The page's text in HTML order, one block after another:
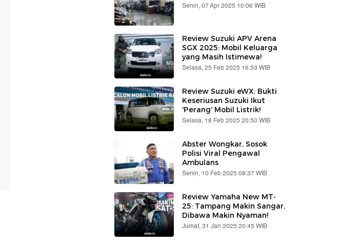
Senin, 07 Apr 2025 10:06 WIB
Review Suzuki APV Arena
SGX 2025: Mobil Keluarga
yang Masih Istimewa!
Selasa, 25 Feb 2025 16:53 WIB
Review Suzuki eWX: Bukti
Keseriusan Suzuki Ikut
'Perang' Mobil Listrik!
Selasa, 18 Feb 2025 20:50 WIB
Abster Wongkar, Sosok
Polisi Viral Pengawal
Ambulans
Senin, 10 Feb 2025 08:37 WIB
Review Yamaha New MT-
25: Tampang Makin Sangar,
Dibawa Makin Nyaman!
Jumat, 31 Jan 2025 20:45 WIB